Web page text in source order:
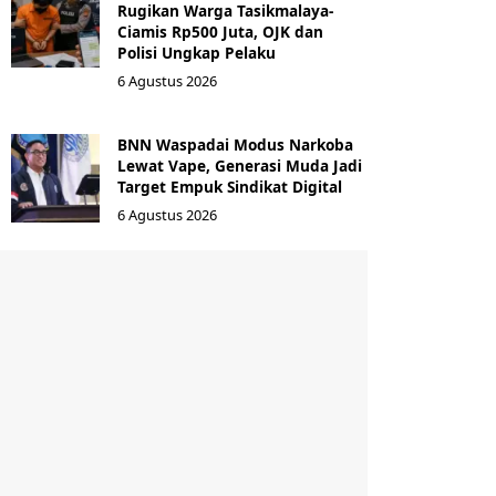
Rugikan Warga Tasikmalaya-
Ciamis Rp500 Juta, OJK dan
Polisi Ungkap Pelaku
6 Agustus 2026
BNN Waspadai Modus Narkoba
Lewat Vape, Generasi Muda Jadi
Target Empuk Sindikat Digital
6 Agustus 2026